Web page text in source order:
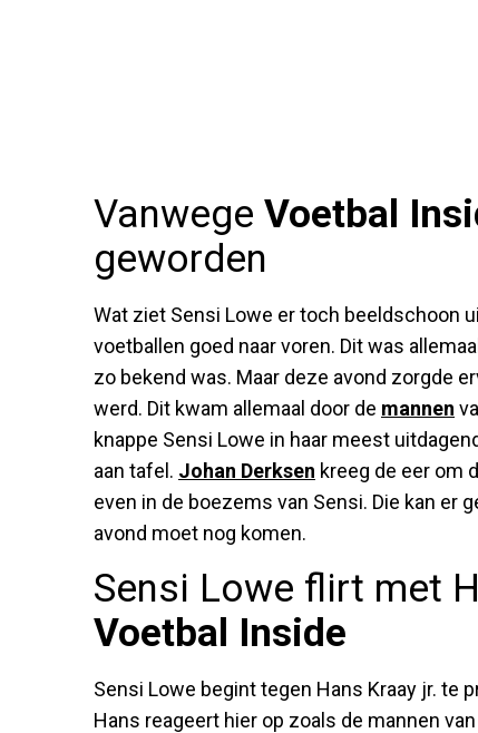
Vanwege Voetbal
geworden
Wat ziet Sensi Lowe er toch beeldschoon
voetballen goed naar voren. Dit was
zo bekend was. Maar deze avond zorgde
werd. Dit kwam allemaal door de mannen
knappe Sensi Lowe in haar meest
aan tafel. Johan Derksen kreeg de eer om
even in de boezems van Sensi. Die kan er
avond moet nog komen.
Sensi Lowe flirt met
Voetbal Inside
Sensi Lowe begint tegen Hans Kraay jr. te
Hans reageert hier op zoals de mannen